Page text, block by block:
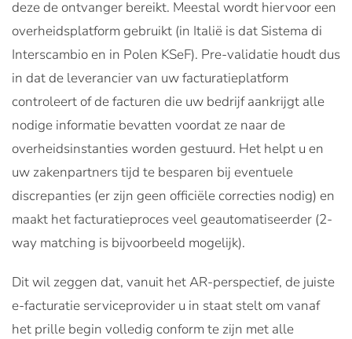
deze de ontvanger bereikt. Meestal wordt hiervoor een
overheidsplatform gebruikt (in Italië is dat Sistema di
Interscambio en in Polen KSeF). Pre-validatie houdt dus
in dat de leverancier van uw facturatieplatform
controleert of de facturen die uw bedrijf aankrijgt alle
nodige informatie bevatten voordat ze naar de
overheidsinstanties worden gestuurd. Het helpt u en
uw zakenpartners tijd te besparen bij eventuele
discrepanties (er zijn geen officiële correcties nodig) en
maakt het facturatieproces veel geautomatiseerder (2-
way matching is bijvoorbeeld mogelijk).
Dit wil zeggen dat, vanuit het AR-perspectief, de juiste
e-facturatie serviceprovider u in staat stelt om vanaf
het prille begin volledig conform te zijn met alle